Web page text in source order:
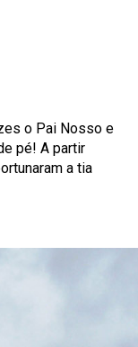
o Pai Nosso e
pé! A partir
a tia